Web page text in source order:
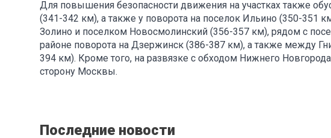
Для повышения безопасности движения на участках также
(341-342 км), а также у поворота на поселок Ильино (350-351
Золино и поселком Новосмолинский (356-357 км), рядом с
районе поворота на Дзержинск (386-387 км), а также между
394 км). Кроме того, на развязке с обходом Нижнего
сторону Москвы.
Последние новости